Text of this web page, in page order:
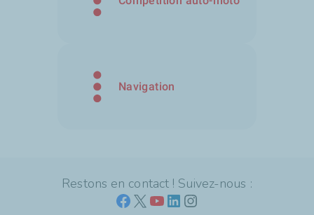
Navigation
Restons en contact ! Suivez-nous :